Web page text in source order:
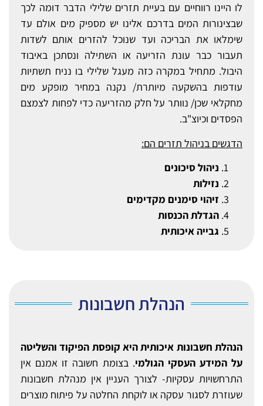
לו היינו רווחיים עם בעיית תזרים שלילי הדבר דומה לכך
שבצינורות המים בדרכם אלינו יש מספיק מים אולם עד
שימלאו את הבריכה ועד שנוכל להזרים אותם לשדות
תעבור כבר עונת הזריעה או השתילה ונסתכן באיבוד
היבול. מתחיל במקרה כזה מעגל שלילי בו נניח תשתיות
עודפות בהשקעה מיותרת/ נקנה במחיר מופקע מים
מחקלאי שכן/ נוותר על חלק מהזריעה כדי לפחות לצמצם
הפסדים וכיוצ"ב.
הדגשים בניהול תזרים הם:
ניהול סיכונים
נזילות
זיהוי סימנים מקדימים
הגדלת הכנסות
גבייה איכותית
הנהלת חשבונות
הנהלת חשבונות איכותית היא קופסת הפיקוד והשליטה
על המידע העסקי הגולמי. בצומת חשובה זו אמנם אין
התרחשויות עסקיות- לצורך העניין אין מנהלת חשבונות
שעוזרת לסגור עסקה או לוקחת החלטה על פיתוח מוצרים